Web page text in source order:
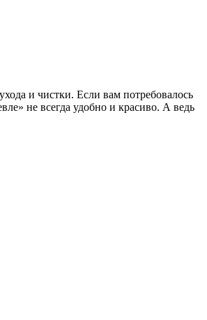
и чистки. Если вам потребовалось
не всегда удобно и красиво. А ведь